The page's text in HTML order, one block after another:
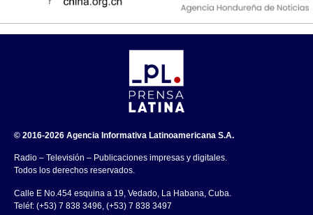
© 2016-2026 Agencia Informativa Latinoamericana S.A.
Radio – Televisión – Publicaciones impresas y digitales.
Todos los derechos reservados.
Calle E No.454 esquina a 19, Vedado, La Habana, Cuba.
Teléf: (+53) 7 838 3496, (+53) 7 838 3497